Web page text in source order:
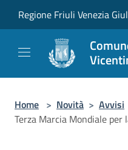
Regione Friuli Venezia
Home > Novità > Avvisi
Terza Marcia Mondiale per